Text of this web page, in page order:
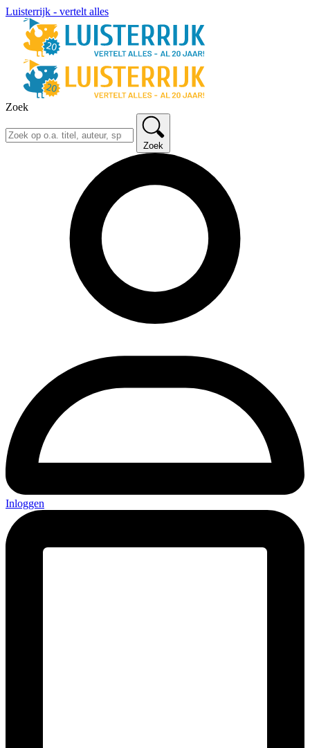
Luisterrijk - vertelt alles
Zoek
Zoek
Inloggen